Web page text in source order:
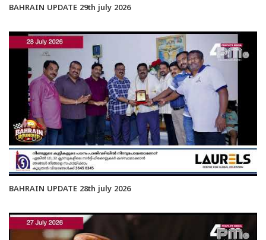
BAHRAIN UPDATE 29th july 2026
BAHRAIN UPDATE 28th july 2026